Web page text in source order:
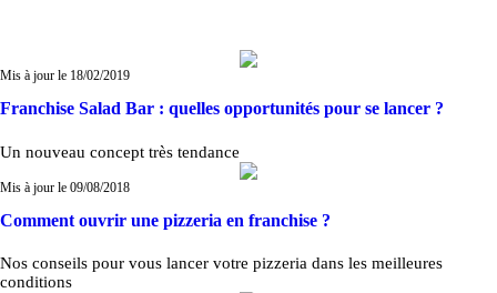
Mis à jour le 18/02/2019
Franchise Salad Bar : quelles opportunités pour se lancer ?
Un nouveau concept très tendance
Mis à jour le 09/08/2018
Comment ouvrir une pizzeria en franchise ?
Nos conseils pour vous lancer votre pizzeria dans les meilleures
conditions